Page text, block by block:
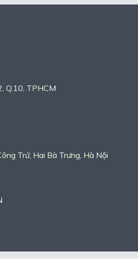
Q.10, TPHCM
Trứ, Hai Bà Trưng, Hà Nội